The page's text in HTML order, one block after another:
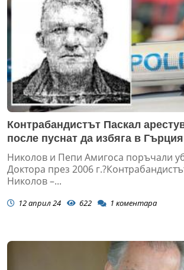
Контрабандистът Паскал
после пуснат да избяга в
Николов и Пепи Амигоса поръчали
Доктора през 2006
Николов –...
12 април 24 622 1 коментара